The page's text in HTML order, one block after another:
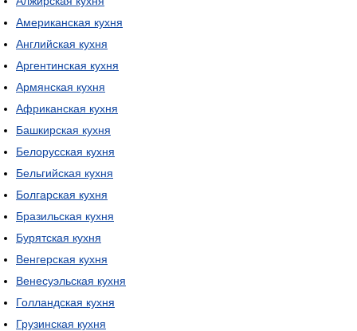
Американская кухня
Английская кухня
Аргентинская кухня
Армянская кухня
Африканская кухня
Башкирская кухня
Белорусская кухня
Бельгийская кухня
Болгарская кухня
Бразильская кухня
Бурятская кухня
Венгерская кухня
Венесуэльская кухня
Голландская кухня
Грузинская кухня